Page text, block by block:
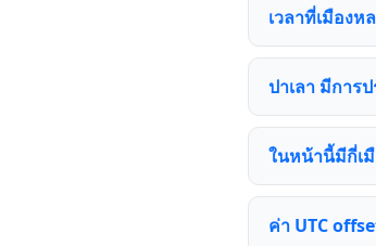
เวลาที่เมืองห
ปาเลา มีการ
ในหน้านี้มีกี่เ
ค่า UTC